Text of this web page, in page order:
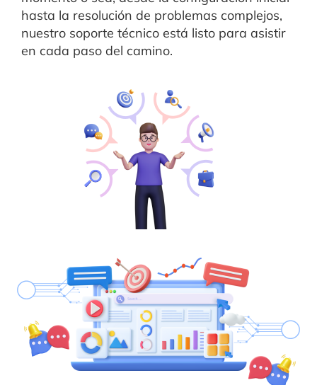
hasta la resolución de problemas complejos,
nuestro soporte técnico está listo para asistir
en cada paso del camino.